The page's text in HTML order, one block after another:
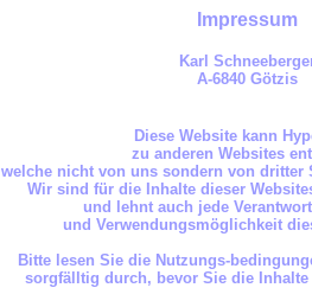
Impressum
Karl
A-6840 Götzis
Diese Website kann
zu anderen Websites
welche nicht von uns sondern von dritter
Wir sind für die Inhalte dieser
und lehnt auch jede
und Verwendungsmöglichkeit
Bitte lesen Sie die Nutzungs-
sorgfälltig durch, bevor Sie die Inhalte